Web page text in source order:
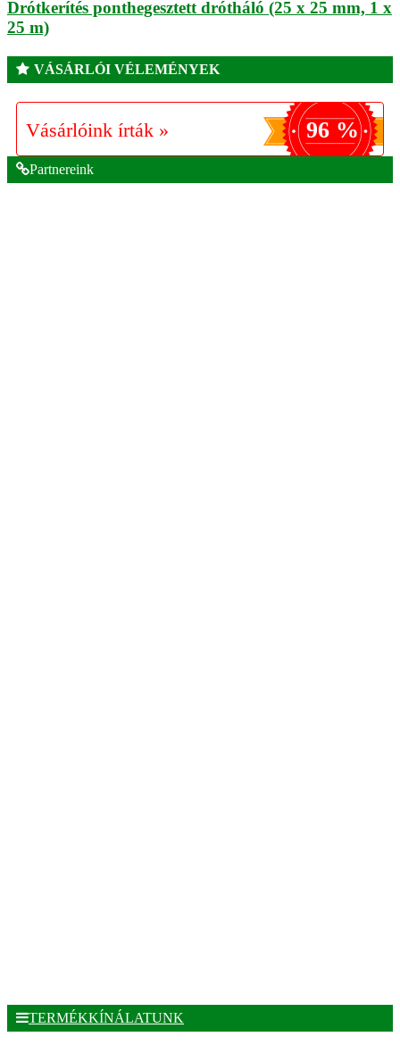
Drótkerítés ponthegesztett drótháló (25 x 25 mm, 1 x
25 m)
VÁSÁRLÓI VÉLEMÉNYEK
Vásárlóink írták » 96 %
Partnereink
TERMÉKKÍNÁLATUNK